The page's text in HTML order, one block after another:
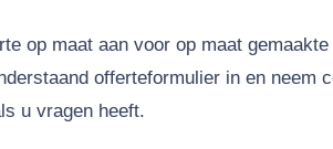
op maat aan voor op maat gemaakte
offerteformulier in en neem
u vragen heeft.